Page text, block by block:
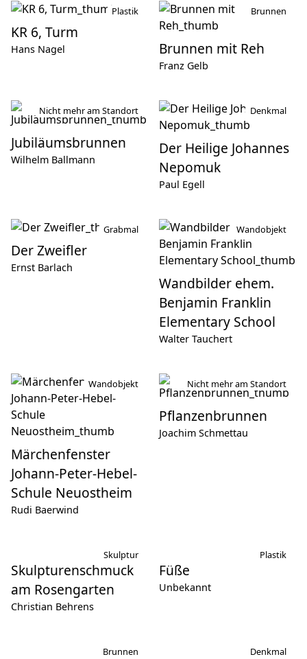
KR 6, Turm
Plastik
Hans Nagel Brunnen mit Reh
Brunnen
Franz Gelb
Jubiläumsbrunnen
Nicht mehr am Standort
Wilhelm Ballmann
Der Heilige Johannes
Nepomuk
Denkmal
Paul Egell
Der Zweifler
Grabmal
Ernst Barlach
Wandbilder ehem.
Benjamin Franklin
Elementary School
Wandobjekt
Walter Tauchert
Märchenfenster
Johann-Peter-Hebel-
Schule Neuostheim
Wandobjekt
Rudi Baerwind
Pflanzenbrunnen
Nicht mehr am Standort
Joachim Schmettau
Skulpturenschmuck
am Rosengarten
Skulptur
Füße
Plastik
Unbekannt